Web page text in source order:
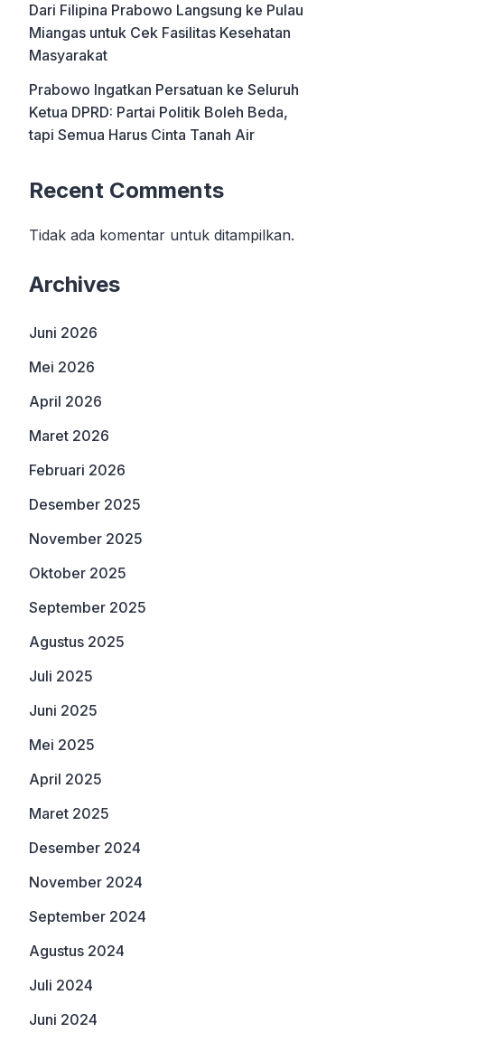
Dari Filipina Prabowo Langsung ke Pulau
Miangas untuk Cek Fasilitas Kesehatan
Masyarakat
Prabowo Ingatkan Persatuan ke Seluruh
Ketua DPRD: Partai Politik Boleh Beda,
tapi Semua Harus Cinta Tanah Air
Recent Comments
Tidak ada komentar untuk ditampilkan.
Archives
Juni 2026
Mei 2026
April 2026
Maret 2026
Februari 2026
Desember 2025
November 2025
Oktober 2025
September 2025
Agustus 2025
Juli 2025
Juni 2025
Mei 2025
April 2025
Maret 2025
Desember 2024
November 2024
September 2024
Agustus 2024
Juli 2024
Juni 2024